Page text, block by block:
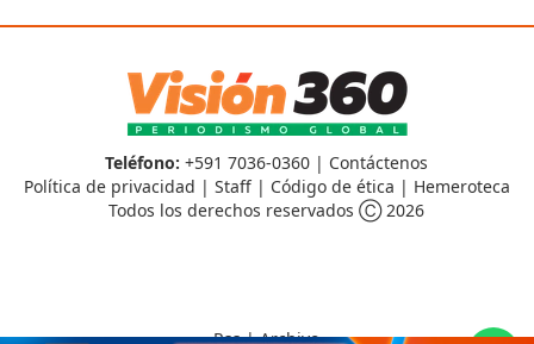
Teléfono: +591 7036-0360 | Contáctenos
Política de privacidad | Staff| Código de ética | Hemeroteca
Todos los derechos reservados Ⓒ 2026
Rss|Archivo